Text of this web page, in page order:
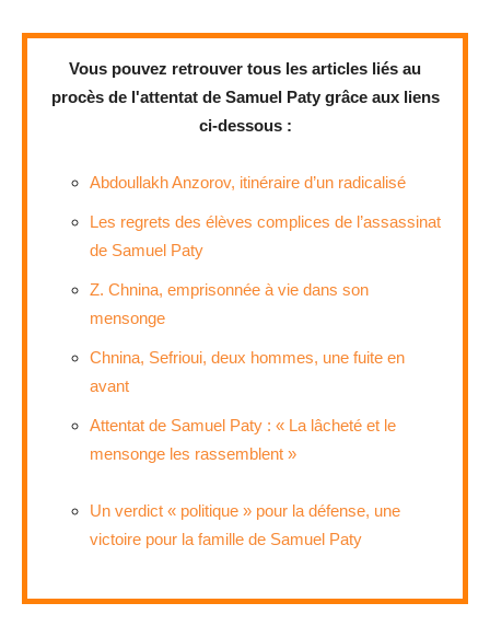
Vous pouvez retrouver tous les articles liés au
procès de l'attentat de Samuel Paty grâce aux liens
ci-dessous :
Abdoullakh Anzorov, itinéraire d’un radicalisé
Les regrets des élèves complices de l’assassinat
de Samuel Paty
Z. Chnina, emprisonnée à vie dans son
mensonge
Chnina, Sefrioui, deux hommes, une fuite en
avant
Attentat de Samuel Paty : « La lâcheté et le
mensonge les rassemblent »
Un verdict « politique » pour la défense, une
victoire pour la famille de Samuel Paty